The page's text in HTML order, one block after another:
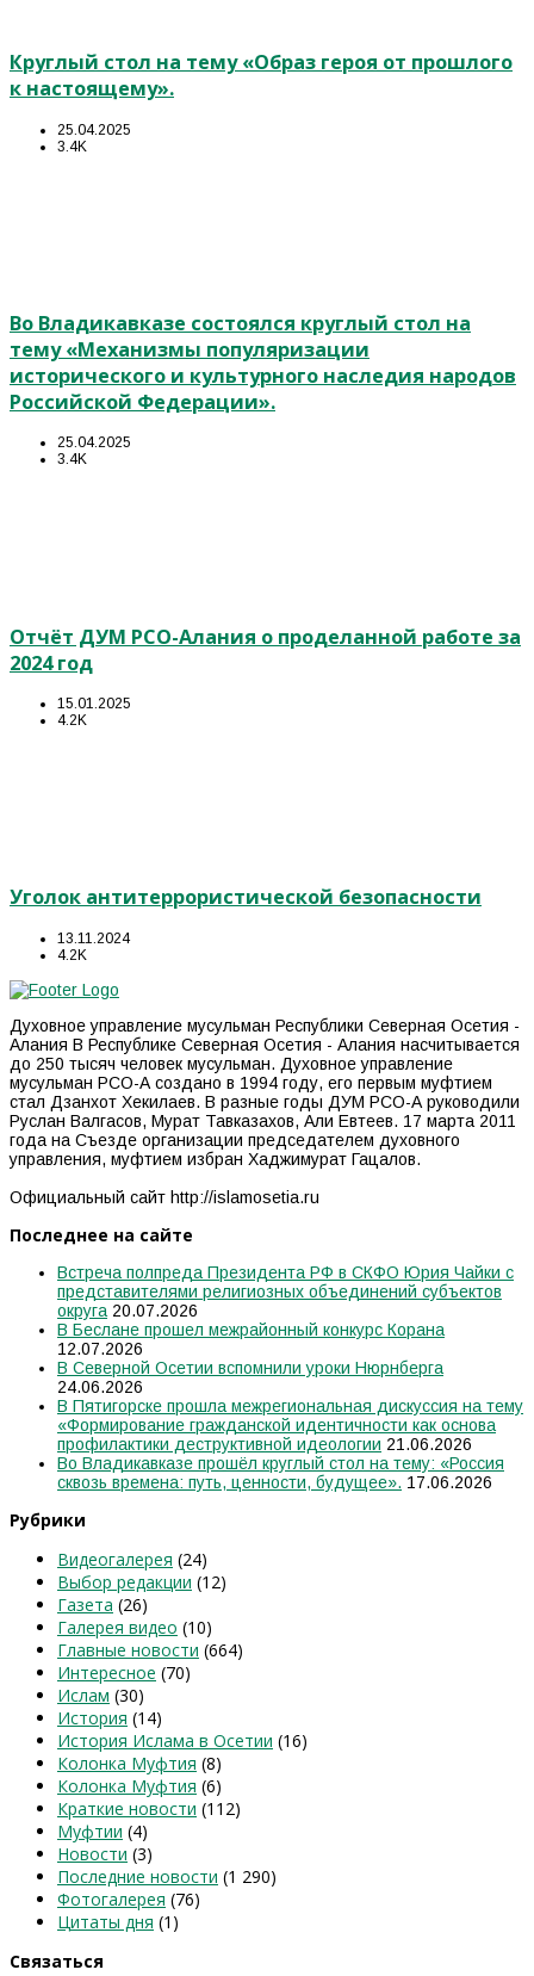
Круглый стол на тему «Образ героя от прошлого
к настоящему».
25.04.2025
3.4K
Во Владикавказе состоялся круглый стол на
тему «Механизмы популяризации
исторического и культурного наследия народов
Российской Федерации».
25.04.2025
3.4K
Отчёт ДУМ РСО-Алания о проделанной работе за
2024 год
15.01.2025
4.2K
Уголок антитеррористической безопасности
13.11.2024
4.2K
Духовное управление мусульман Республики Северная Осетия -
Алания В Республике Северная Осетия - Алания насчитывается
до 250 тысяч человек мусульман. Духовное управление
мусульман РСО-А создано в 1994 году, его первым муфтием
стал Дзанхот Хекилаев. В разные годы ДУМ РСО-А руководили
Руслан Валгасов, Мурат Тавказахов, Али Евтеев. 17 марта 2011
года на Съезде организации председателем духовного
управления, муфтием избран Хаджимурат Гацалов.
Официальный сайт http://islamosetia.ru
Последнее на сайте
Встреча полпреда Президента РФ в СКФО Юрия Чайки с
представителями религиозных объединений субъектов
округа 20.07.2026
В Беслане прошел межрайонный конкурс Корана
12.07.2026
В Северной Осетии вспомнили уроки Нюрнберга
24.06.2026
В Пятигорске прошла межрегиональная дискуссия на тему
«Формирование гражданской идентичности как основа
профилактики деструктивной идеологии 21.06.2026
Во Владикавказе прошёл круглый стол на тему: «Россия
сквозь времена: путь, ценности, будущее». 17.06.2026
Рубрики
Видеогалерея (24)
Выбор редакции (12)
Газета (26)
Галерея видео (10)
Главные новости (664)
Интересное (70)
Ислам (30)
История (14)
История Ислама в Осетии (16)
Колонка Муфтия (8)
Колонка Муфтия (6)
Краткие новости (112)
Муфтии (4)
Новости (3)
Последние новости (1 290)
Фотогалерея (76)
Цитаты дня (1)
Связаться